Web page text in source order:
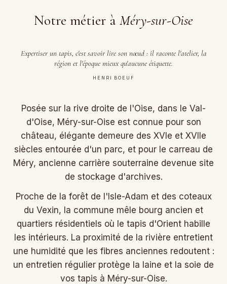
Notre métier à Méry-sur-Oise
Expertiser un tapis, c'est savoir lire son nœud : il raconte l'atelier, la
région et l'époque mieux qu'aucune étiquette.
HENRI BOEUF
Posée sur la rive droite de l'Oise, dans le Val-
d'Oise, Méry-sur-Oise est connue pour son
château, élégante demeure des XVIe et XVIIe
siècles entourée d'un parc, et pour le carreau de
Méry, ancienne carrière souterraine devenue site
de stockage d'archives.
Proche de la forêt de l'Isle-Adam et des coteaux
du Vexin, la commune mêle bourg ancien et
quartiers résidentiels où le tapis d'Orient habille
les intérieurs. La proximité de la rivière entretient
une humidité que les fibres anciennes redoutent :
un entretien régulier protège la laine et la soie de
vos tapis à Méry-sur-Oise.